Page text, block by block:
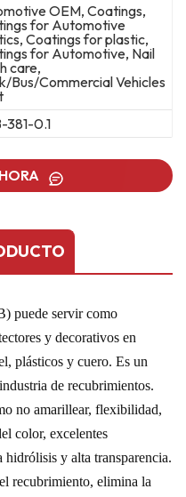
OEM, Coatings,
for Automotive
Coatings for plastic,
for Automotive, Nail
care,
Bus/Commercial Vehicles
381-0.1
puede servir como
y decorativos en
plásticos y cuero. Es un
de recubrimientos.
no amarillear, flexibilidad,
color, excelentes
hidrólisis y alta transparencia.
recubrimiento, elimina la